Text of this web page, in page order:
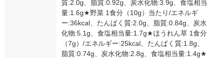
質:2.0g、脂質:0.92g、炭水化物:3.9g、食塩相当
量:1.6g★野菜 1食分（10g）当たり/エネルギ
ー:36kcal、たんぱく質:2.0g、脂質:0.84g、炭水
化物:5.1g、食塩相当量:1.7g★ほうれん草 1食分
（7g）/エネルギー:25kcal、たんぱく質:1.8g、
脂質:0.74g、炭水化物:2.8g、食塩相当量:1.4g★